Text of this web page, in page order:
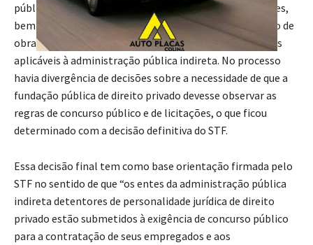
público para a contratação de funcionários e professores,
bem como à realização de licitações para a contratação de
obras, serviços, compras, alienações e demais princípios
aplicáveis à administração pública indireta. No processo
havia divergência de decisões sobre a necessidade de que a
fundação pública de direito privado devesse observar as
regras de concurso público e de licitações, o que ficou
determinado com a decisão definitiva do STF.
Essa decisão final tem como base orientação firmada pelo
STF no sentido de que “os entes da administração pública
indireta detentores de personalidade jurídica de direito
privado estão submetidos à exigência de concurso público
para a contratação de seus empregados e aos